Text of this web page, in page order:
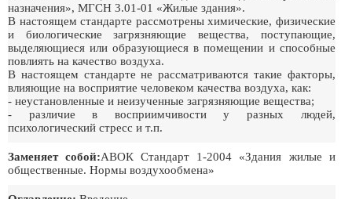
назначения», МГСН 3.01-01 «Жилые здания».
В настоящем стандарте рассмотрены химические, физические
и биологические загрязняющие вещества, поступающие,
выделяющиеся или образующиеся в помещении и способные
повлиять на качество воздуха.
В настоящем стандарте не рассматриваются такие факторы,
влияющие на восприятие человеком качества воздуха, как:
- неустановленные и неизученные загрязняющие вещества;
- различие в восприимчивости у разных людей,
психологический стресс и т.п.
Заменяет собой:АВОК Стандарт 1-2004 «Здания жилые и
общественные. Нормы воздухообмена»